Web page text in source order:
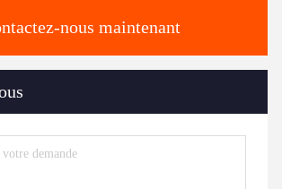
nous maintenant